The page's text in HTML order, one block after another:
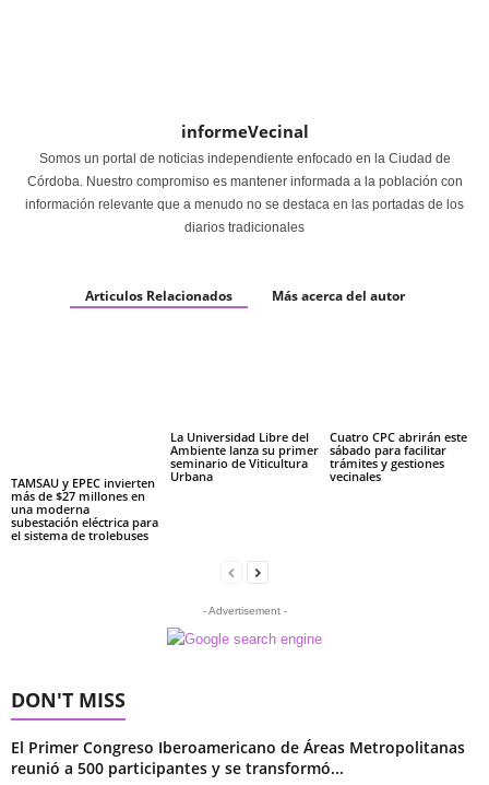
informeVecinal
Somos un portal de noticias independiente enfocado en la Ciudad de
Córdoba. Nuestro compromiso es mantener informada a la población con
información relevante que a menudo no se destaca en las portadas de los
diarios tradicionales
Articulos Relacionados Más acerca del autor
TAMSAU y EPEC invierten
más de $27 millones en
una moderna
subestación eléctrica para
el sistema de trolebuses
La Universidad Libre del
Ambiente lanza su primer
seminario de Viticultura
Urbana
Cuatro CPC abrirán este
sábado para facilitar
trámites y gestiones
vecinales
- Advertisement -
DON'T MISS
El Primer Congreso Iberoamericano de Áreas Metropolitanas
reunió a 500 participantes y se transformó...